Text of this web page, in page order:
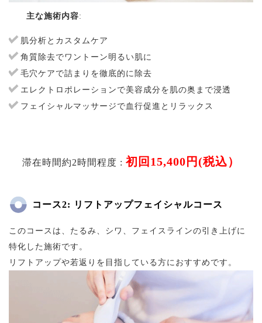
主な施術内容:
肌分析とカスタムケア
角質除去でワントーン明るい肌に
毛穴ケアで詰まりを徹底的に除去
エレクトロポレーションで美容成分を肌の奥まで浸透
フェイシャルマッサージで血行促進とリラックス
滞在時間約2時間程度 : 初回15,400円(税込）
コース2: リフトアップフェイシャルコース
このコースは、たるみ、シワ、フェイスラインの引き上げに
特化した施術です。
リフトアップや若返りを目指している方におすすめです。